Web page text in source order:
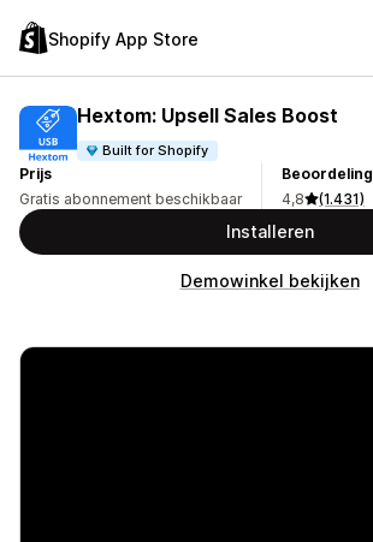
Shopify App Store
Hextom: Upsell Sales Boost
Built for Shopify
Prijs
Gratis abonnement beschikbaar
Beoordeling
4,8
(1.431)
Installeren
Demowinkel bekijken